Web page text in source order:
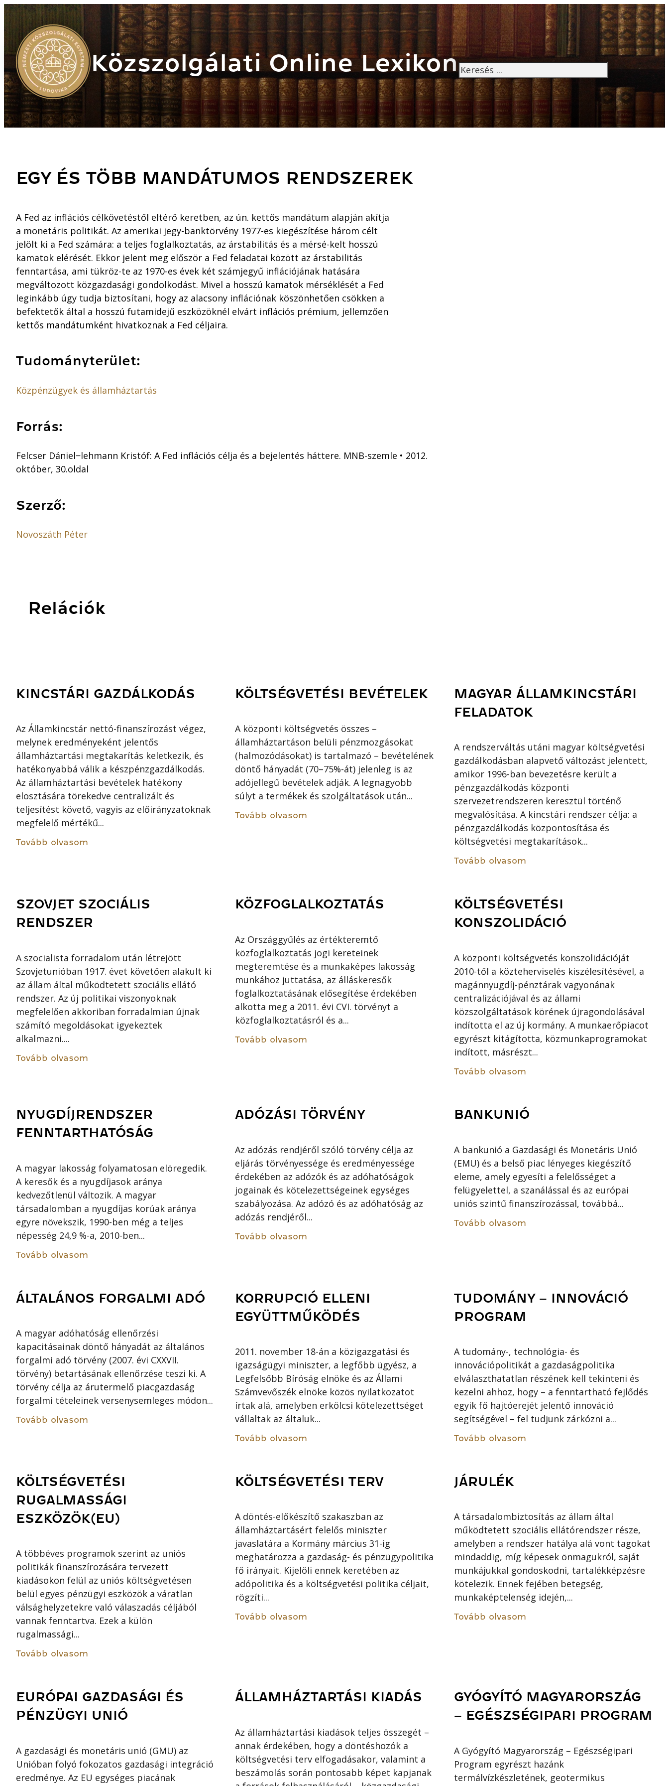
Közszolgálati Online Lexikon Keresés
EGY ÉS TÖBB MANDÁTUMOS RENDSZEREK
A Fed az inflációs célkövetéstől eltérő keretben, az ún. kettős mandátum alapján akítja
a monetáris politikát. Az amerikai jegy-banktörvény 1977-es kiegészítése három célt
jelölt ki a Fed számára: a teljes foglalkoztatás, az árstabilitás és a mérsé-kelt hosszú
kamatok elérését. Ekkor jelent meg először a Fed feladatai között az árstabilitás
fenntartása, ami tükröz-te az 1970-es évek két számjegyű inflációjának hatására
megváltozott közgazdasági gondolkodást. Mivel a hosszú kamatok mérséklését a Fed
leginkább úgy tudja biztosítani, hogy az alacsony inflációnak köszönhetően csökken a
befektetők által a hosszú futamidejű eszközöknél elvárt inflációs prémium, jellemzően
kettős mandátumként hivatkoznak a Fed céljaira.
Tudományterület:
Közpénzügyek és államháztartás
Forrás:
Felcser Dániel−lehmann Kristóf: A Fed inflációs célja és a bejelentés háttere. MNB-szemle • 2012.
október, 30.oldal
Szerző:
Novoszáth Péter
Relációk
KINCSTÁRI GAZDÁLKODÁS
Az Államkincstár nettó-finanszírozást végez,
melynek eredményeként jelentős
államháztartási megtakarítás keletkezik, és
hatékonyabbá válik a készpénzgazdálkodás.
Az államháztartási bevételek hatékony
elosztására törekedve centralizált és
teljesítést követő, vagyis az előirányzatoknak
megfelelő mértékű...
Tovább olvasom
KÖLTSÉGVETÉSI BEVÉTELEK
A központi költségvetés összes –
államháztartáson belüli pénzmozgásokat
(halmozódásokat) is tartalmazó – bevételének
döntő hányadát (70–75%-át) jelenleg is az
adójellegű bevételek adják. A legnagyobb
súlyt a termékek és szolgáltatások után...
Tovább olvasom
MAGYAR ÁLLAMKINCSTÁRI
FELADATOK
A rendszerváltás utáni magyar költségvetési
gazdálkodásban alapvető változást jelentett,
amikor 1996-ban bevezetésre került a
pénzgazdálkodás központi
szervezetrendszeren keresztül történő
megvalósítása. A kincstári rendszer célja: a
pénzgazdálkodás központosítása és
költségvetési megtakarítások...
Tovább olvasom
SZOVJET SZOCIÁLIS
RENDSZER
A szocialista forradalom után létrejött
Szovjetunióban 1917. évet követően alakult ki
az állam által működtetett szociális ellátó
rendszer. Az új politikai viszonyoknak
megfelelően akkoriban forradalmian újnak
számító megoldásokat igyekeztek
alkalmazni....
Tovább olvasom
KÖZFOGLALKOZTATÁS
Az Országgyűlés az értékteremtő
közfoglalkoztatás jogi kereteinek
megteremtése és a munkaképes lakosság
munkához juttatása, az álláskeresők
foglalkoztatásának elősegítése érdekében
alkotta meg a 2011. évi CVI. törvényt a
közfoglalkoztatásról és a...
Tovább olvasom
KÖLTSÉGVETÉSI
KONSZOLIDÁCIÓ
A központi költségvetés konszolidációját
2010-től a közteherviselés kiszélesítésével, a
magánnyugdíj-pénztárak vagyonának
centralizációjával és az állami
közszolgáltatások körének újragondolásával
indította el az új kormány. A munkaerőpiacot
egyrészt kitágította, közmunkaprogramokat
indított, másrészt...
Tovább olvasom
NYUGDÍJRENDSZER
FENNTARTHATÓSÁG
A magyar lakosság folyamatosan elöregedik.
A keresők és a nyugdíjasok aránya
kedvezőtlenül változik. A magyar
társadalomban a nyugdíjas korúak aránya
egyre növekszik, 1990-ben még a teljes
népesség 24,9 %-a, 2010-ben...
Tovább olvasom
ADÓZÁSI TÖRVÉNY
Az adózás rendjéről szóló törvény célja az
eljárás törvényessége és eredményessége
érdekében az adózók és az adóhatóságok
jogainak és kötelezettségeinek egységes
szabályozása. Az adózó és az adóhatóság az
adózás rendjéről...
Tovább olvasom
BANKUNIÓ
A bankunió a Gazdasági és Monetáris Unió
(EMU) és a belső piac lényeges kiegészítő
eleme, amely egyesíti a felelősséget a
felügyelettel, a szanálással és az európai
uniós szintű finanszírozással, továbbá...
Tovább olvasom
ÁLTALÁNOS FORGALMI ADÓ
A magyar adóhatóság ellenőrzési
kapacitásainak döntő hányadát az általános
forgalmi adó törvény (2007. évi CXXVII.
törvény) betartásának ellenőrzése teszi ki. A
törvény célja az árutermelő piacgazdaság
forgalmi tételeinek versenysemleges módon...
Tovább olvasom
KORRUPCIÓ ELLENI
EGYÜTTMŰKÖDÉS
2011. november 18-án a közigazgatási és
igazságügyi miniszter, a legfőbb ügyész, a
Legfelsőbb Bíróság elnöke és az Állami
Számvevőszék elnöke közös nyilatkozatot
írtak alá, amelyben erkölcsi kötelezettséget
vállaltak az általuk...
Tovább olvasom
TUDOMÁNY – INNOVÁCIÓ
PROGRAM
A tudomány-, technológia- és
innovációpolitikát a gazdaságpolitika
elválaszthatatlan részének kell tekinteni és
kezelni ahhoz, hogy – a fenntartható fejlődés
egyik fő hajtóerejét jelentő innováció
segítségével – fel tudjunk zárkózni a...
Tovább olvasom
KÖLTSÉGVETÉSI
RUGALMASSÁGI
ESZKÖZÖK(EU)
A többéves programok szerint az uniós
politikák finanszírozására tervezett
kiadásokon felül az uniós költségvetésen
belül egyes pénzügyi eszközök a váratlan
válsághelyzetekre való válaszadás céljából
vannak fenntartva. Ezek a külön
rugalmassági...
Tovább olvasom
KÖLTSÉGVETÉSI TERV
A döntés-előkészítő szakaszban az
államháztartásért felelős miniszter
javaslatára a Kormány március 31-ig
meghatározza a gazdaság- és pénzügypolitika
fő irányait. Kijelöli ennek keretében az
adópolitika és a költségvetési politika céljait,
rögzíti...
Tovább olvasom
JÁRULÉK
A társadalombiztosítás az állam által
működtetett szociális ellátórendszer része,
amelyben a rendszer hatálya alá vont tagokat
mindaddig, míg képesek önmagukról, saját
munkájukkal gondoskodni, tartalékképzésre
kötelezik. Ennek fejében betegség,
munkaképtelenség idején,...
Tovább olvasom
EURÓPAI GAZDASÁGI ÉS
PÉNZÜGYI UNIÓ
A gazdasági és monetáris unió (GMU) az
Unióban folyó fokozatos gazdasági integráció
eredménye. Az EU egységes piacának
ÁLLAMHÁZTARTÁSI KIADÁS
Az államháztartási kiadások teljes összegét –
annak érdekében, hogy a döntéshozók a
költségvetési terv elfogadásakor, valamint a
beszámolás során pontosabb képet kapjanak
GYÓGYÍTÓ MAGYARORSZÁG
– EGÉSZSÉGIPARI PROGRAM
A Gyógyító Magyarország – Egészségipari
Program egyrészt hazánk
termálvízkészletének, geotermikus